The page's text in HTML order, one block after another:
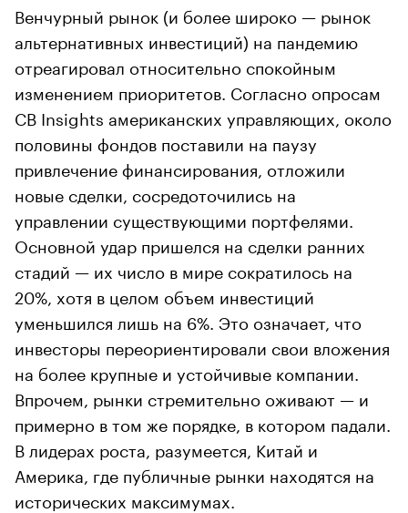
Венчурный рынок (и более широко — рынок
альтернативных инвестиций) на пандемию
отреагировал относительно спокойным
изменением приоритетов. Согласно опросам
CB Insights американских управляющих, около
половины фондов поставили на паузу
привлечение финансирования, отложили
новые сделки, сосредоточились на
управлении существующими портфелями.
Основной удар пришелся на сделки ранних
стадий — их число в мире сократилось на
20%, хотя в целом объем инвестиций
уменьшился лишь на 6%. Это означает, что
инвесторы переориентировали свои вложения
на более крупные и устойчивые компании.
Впрочем, рынки стремительно оживают — и
примерно в том же порядке, в котором падали.
В лидерах роста, разумеется, Китай и
Америка, где публичные рынки находятся на
исторических максимумах.